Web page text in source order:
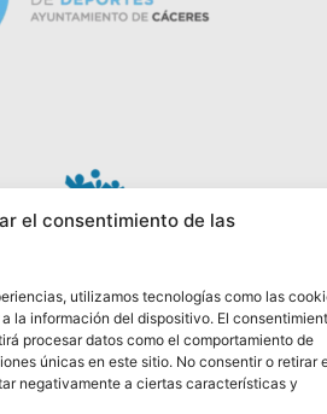
el consentimiento de las
utilizamos tecnologías como las
la información del dispositivo. El
procesar datos como el comportamiento de
únicas en este sitio. No consentir o retirar
negativamente a ciertas características y
Política de Privacidad
Información Legal Política